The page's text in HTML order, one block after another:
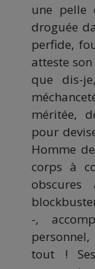
une pelle
droguée
perfide,
atteste
que dis-
méritée,
pour
Homme
corps à
-,
personnel,
tout ! Ses